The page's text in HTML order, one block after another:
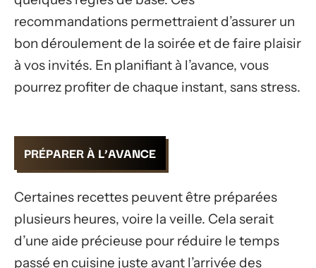
recommandations permettraient d’assurer un
bon déroulement de la soirée et de faire plaisir
à vos invités. En planifiant à l’avance, vous
pourrez profiter de chaque instant, sans stress.
PRÉPARER À L’AVANCE
Certaines recettes peuvent être préparées
plusieurs heures, voire la veille. Cela serait
d’une aide précieuse pour réduire le temps
passé en cuisine juste avant l’arrivée des